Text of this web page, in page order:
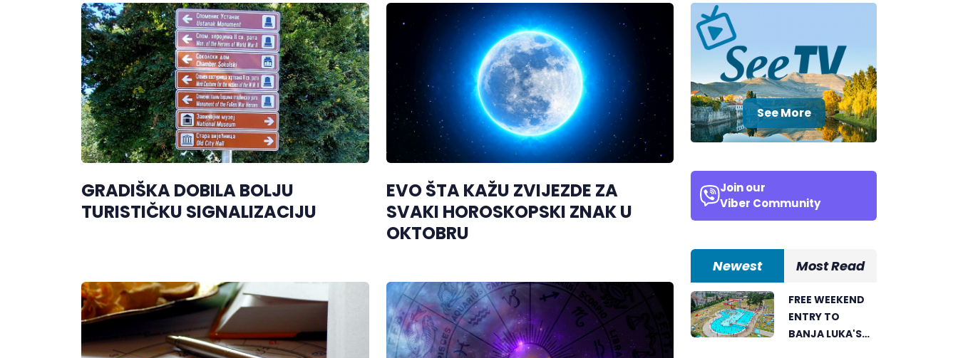
GRADIŠKA DOBILA BOLJU
TURISTIČKU SIGNALIZACIJU
EVO ŠTA KAŽU ZVIJEZDE ZA
SVAKI HOROSKOPSKI ZNAK U
OKTOBRU
See More
Join our
Viber Community
Newest Most Read
FREE WEEKEND
ENTRY TO
BANJA LUKA'S